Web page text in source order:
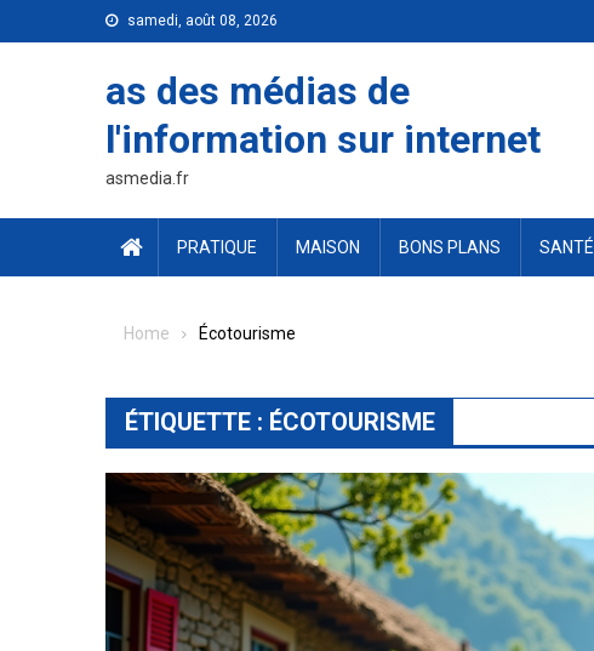
to
samedi, août 08, 2026
as des médias de
l'information sur internet
asmedia.fr
PRATIQUE MAISON BONS PLANS SANTÉ
Home Écotourisme
ÉTIQUETTE : ÉCOTOURISME